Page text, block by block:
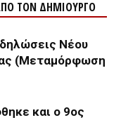
ΤΟΝ ΔΗΜΙΟΥΡΓΟ
Νέου
(Μεταμόρφωση
και ο 9ος